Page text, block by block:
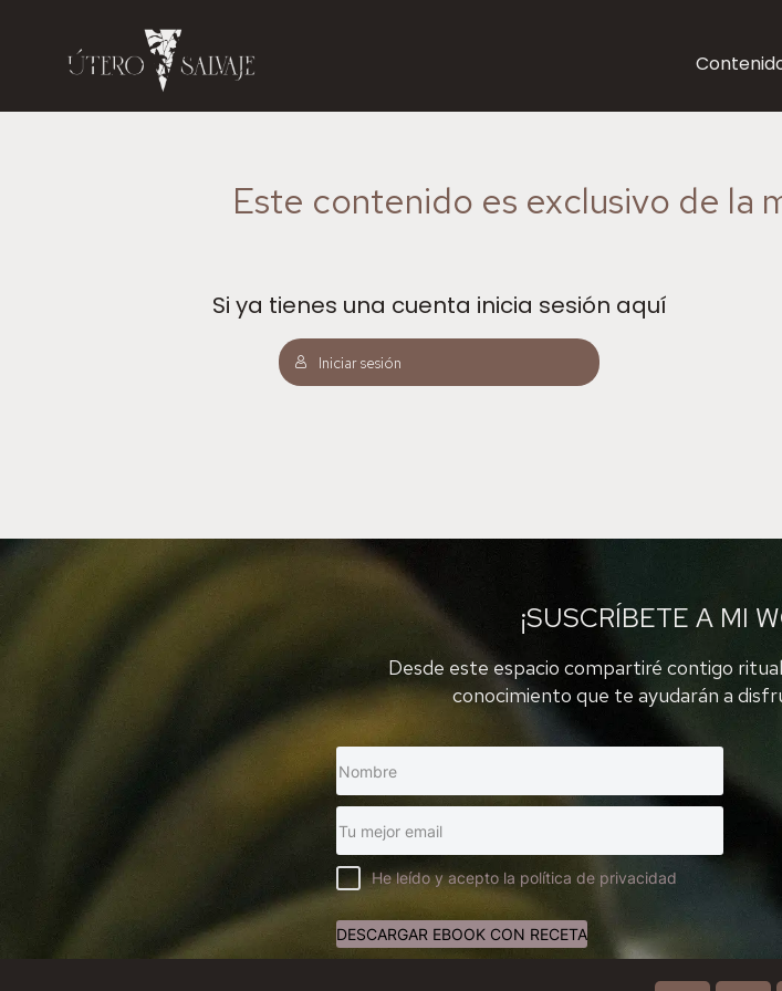
Este contenido es exclusivo de la
Si ya tienes una cuenta inicia sesión aquí
Iniciar sesión
¡SUSCRÍBETE A MI
Desde este espacio compartiré contigo
conocimiento que te ayudarán a
He leído y acepto la política de privacidad
DESCARGAR EBOOK CON RECETA